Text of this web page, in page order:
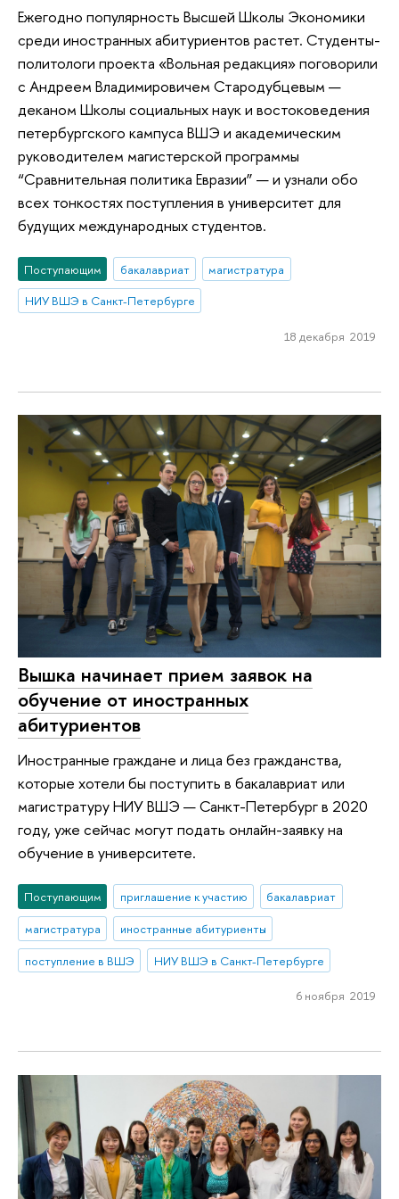
Ежегодно популярность Высшей Школы Экономики
среди иностранных абитуриентов растет. Студенты-
политологи проекта «Вольная редакция» поговорили
с Андреем Владимировичем Стародубцевым —
деканом Школы социальных наук и востоковедения
петербургского кампуса ВШЭ и академическим
руководителем магистерской программы
“Сравнительная политика Евразии” — и узнали обо
всех тонкостях поступления в университет для
будущих международных студентов.
Поступающим бакалавриат
магистратура
НИУ ВШЭ в Санкт-Петербурге
18 декабря 2019
Вышка начинает прием заявок на
обучение от иностранных
абитуриентов
Иностранные граждане и лица без гражданства,
которые хотели бы поступить в бакалавриат или
магистратуру НИУ ВШЭ — Санкт-Петербург в 2020
году, уже сейчас могут подать онлайн-заявку на
обучение в университете.
Поступающим приглашение к участию
бакалавриат
магистратура
иностранные абитуриенты
поступление в ВШЭ
НИУ ВШЭ в Санкт-Петербурге
6 ноября 2019